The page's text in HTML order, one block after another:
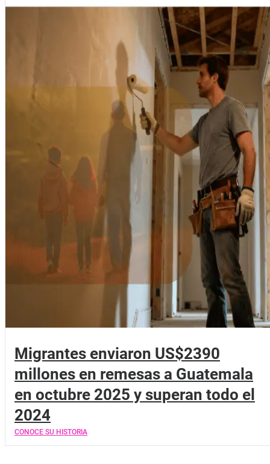
Migrantes enviaron US$2390
millones en remesas a Guatemala
en octubre 2025 y superan todo el
2024
CONOCE SU HISTORIA